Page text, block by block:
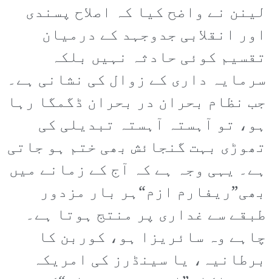
لینن نے واضح کیا کہ اصلاح پسندی
اور انقلابی جدوجہد کے درمیان
تقسیم کوئی حادثہ نہیں بلکہ
سرمایہ داری کے زوال کی نشانی ہے۔
جب نظام بحران در بحران ڈگمگا رہا
ہو، تو آہستہ آہستہ تبدیلی کی
تھوڑی بہت گنجائش بھی ختم ہو جاتی
ہے۔ یہی وجہ ہے کہ آج کے زمانے میں
بھی”ریفارم ازم“ہر بار مزدور
طبقے سے غداری پر منتج ہوتا ہے۔
چاہے وہ سائریزا ہو، کوربن کا
برطانیہ، یا سینڈرز کی امریکہ